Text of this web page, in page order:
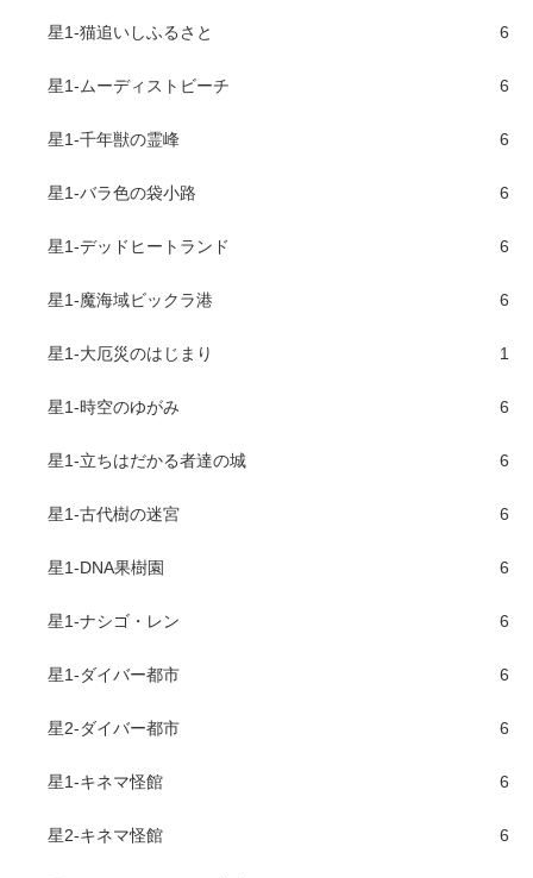
星1-猫追いしふるさと 6
星1-ムーディストビーチ 6
星1-千年獣の霊峰 6
星1-バラ色の袋小路 6
星1-デッドヒートランド 6
星1-魔海域ビックラ港 6
星1-大厄災のはじまり 1
星1-時空のゆがみ 6
星1-立ちはだかる者達の城 6
星1-古代樹の迷宮 6
星1-DNA果樹園 6
星1-ナシゴ・レン 6
星1-ダイバー都市 6
星2-ダイバー都市 6
星1-キネマ怪館 6
星2-キネマ怪館 6